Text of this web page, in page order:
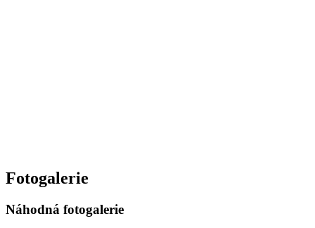
Fotogalerie
Náhodná fotogalerie